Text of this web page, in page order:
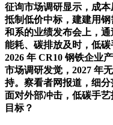
征询市场调研显示，成本
抵制低价中标，建建用
和系的业绩发布会上，
能耗、碳排放及时，低
2026 年 CR10 钢铁企业
市场调研发觉，2027 年
持。察看者网报道，细
面对外部冲击，低碳手
目标？